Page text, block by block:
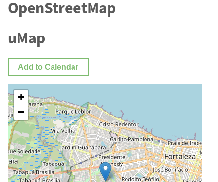
OpenStreetMap
uMap
Add to Calendar
+
−